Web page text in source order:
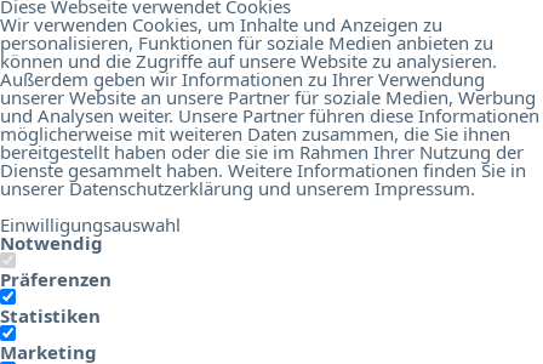
Diese Webseite verwendet Cookies
Wir verwenden Cookies, um Inhalte und Anzeigen zu
personalisieren, Funktionen für soziale Medien anbieten zu
können und die Zugriffe auf unsere Website zu analysieren.
Außerdem geben wir Informationen zu Ihrer Verwendung
unserer Website an unsere Partner für soziale Medien, Werbung
und Analysen weiter. Unsere Partner führen diese Informationen
möglicherweise mit weiteren Daten zusammen, die Sie ihnen
bereitgestellt haben oder die sie im Rahmen Ihrer Nutzung der
Dienste gesammelt haben. Weitere Informationen finden Sie in
unserer Datenschutzerklärung und unserem Impressum.
Einwilligungsauswahl
Notwendig
Präferenzen
Statistiken
Marketing
Career.
Contact.